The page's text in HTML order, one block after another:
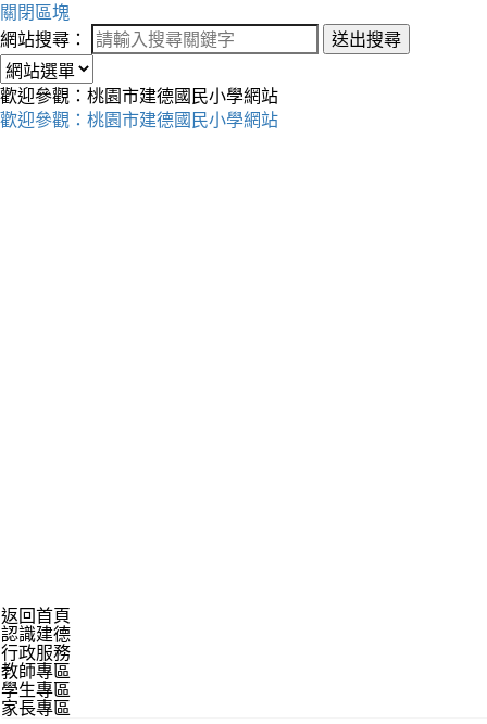
關閉區塊
網站搜尋：
送出搜尋
歡迎參觀：桃園市建德國民小學網站
歡迎參觀：桃園市建德國民小學網站
返回首頁
認識建德
行政服務
教師專區
學生專區
家長專區